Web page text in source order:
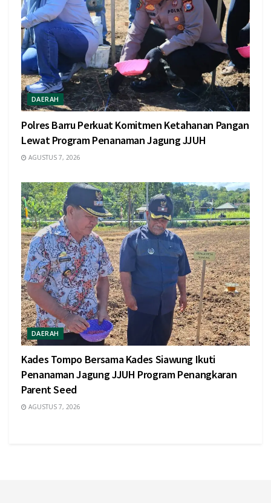
DAERAH
Polres Barru Perkuat Komitmen Ketahanan Pangan
Lewat Program Penanaman Jagung JJUH
AGUSTUS 7, 2026
DAERAH
Kades Tompo Bersama Kades Siawung Ikuti
Penanaman Jagung JJUH Program Penangkaran
Parent Seed
AGUSTUS 7, 2026